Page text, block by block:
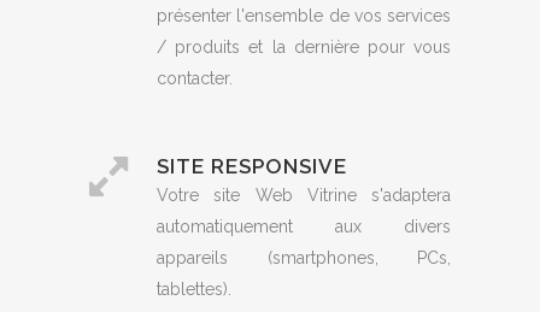
présenter l'ensemble de vos services
/ produits et la dernière pour vous
contacter.
SITE RESPONSIVE
Votre site Web Vitrine s'adaptera
automatiquement aux divers
appareils (smartphones, PCs,
tablettes).